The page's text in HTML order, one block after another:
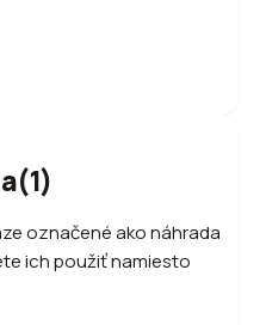
(1)
označené ako náhrada
ich použiť namiesto